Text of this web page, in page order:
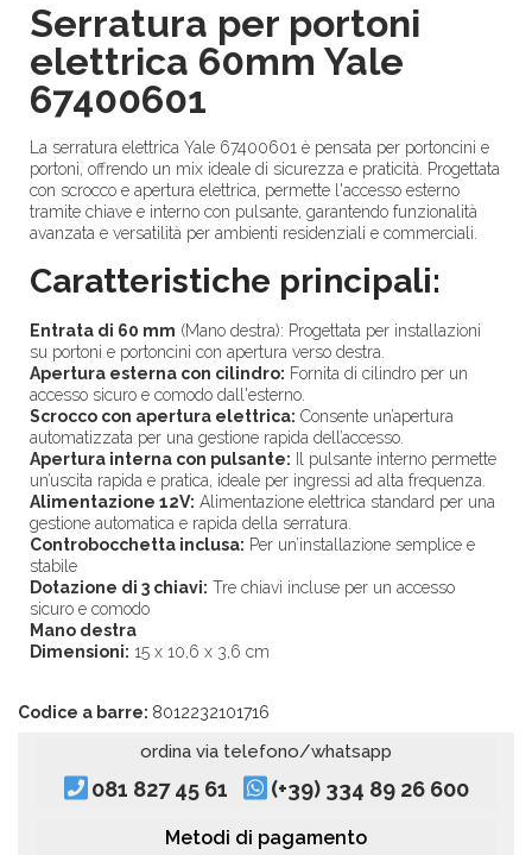
Serratura per portoni
elettrica 60mm Yale
67400601
La serratura elettrica Yale 67400601 è pensata per portoncini e
portoni, offrendo un mix ideale di sicurezza e praticità. Progettata
con scrocco e apertura elettrica, permette l'accesso esterno
tramite chiave e interno con pulsante, garantendo funzionalità
avanzata e versatilità per ambienti residenziali e commerciali.
Caratteristiche principali:
Entrata di 60 mm (Mano destra): Progettata per installazioni
su portoni e portoncini con apertura verso destra.
Apertura esterna con cilindro: Fornita di cilindro per un
accesso sicuro e comodo dall'esterno.
Scrocco con apertura elettrica: Consente un’apertura
automatizzata per una gestione rapida dell’accesso.
Apertura interna con pulsante: Il pulsante interno permette
un’uscita rapida e pratica, ideale per ingressi ad alta frequenza.
Alimentazione 12V: Alimentazione elettrica standard per una
gestione automatica e rapida della serratura.
Controbocchetta inclusa: Per un’installazione semplice e
stabile
Dotazione di 3 chiavi: Tre chiavi incluse per un accesso
sicuro e comodo
Mano destra
Dimensioni: 15 x 10,6 x 3,6 cm
Codice a barre: 8012232101716
ordina via telefono/whatsapp
081 827 45 61 (+39) 334 89 26 600
Metodi di pagamento